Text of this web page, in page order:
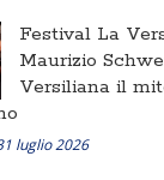
Festival La
Maurizio
Versiliana il
luglio 2026